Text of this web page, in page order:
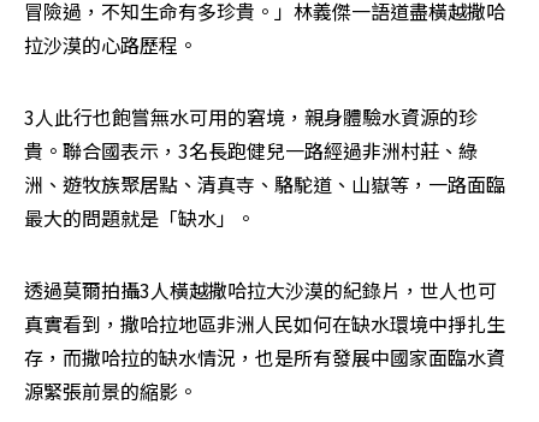
冒險過，不知生命有多珍貴。」林義傑一語道盡橫越撒哈
拉沙漠的心路歷程。
3人此行也飽嘗無水可用的窘境，親身體驗水資源的珍
貴。聯合國表示，3名長跑健兒一路經過非洲村莊、綠
洲、遊牧族聚居點、清真寺、駱駝道、山嶽等，一路面臨
最大的問題就是「缺水」。
透過莫爾拍攝3人橫越撒哈拉大沙漠的紀錄片，世人也可
真實看到，撒哈拉地區非洲人民如何在缺水環境中掙扎生
存，而撒哈拉的缺水情況，也是所有發展中國家面臨水資
源緊張前景的縮影。